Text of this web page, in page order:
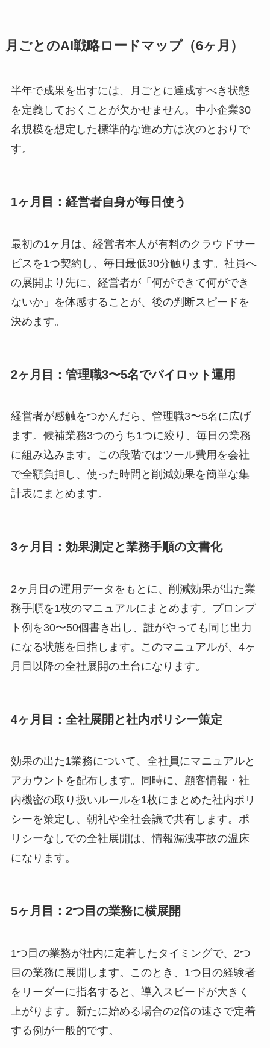
月ごとのAI戦略ロードマップ（6ヶ月）
半年で成果を出すには、月ごとに達成すべき状態
を定義しておくことが欠かせません。中小企業30
名規模を想定した標準的な進め方は次のとおりで
す。
1ヶ月目：経営者自身が毎日使う
最初の1ヶ月は、経営者本人が有料のクラウドサー
ビスを1つ契約し、毎日最低30分触ります。社員へ
の展開より先に、経営者が「何ができて何ができ
ないか」を体感することが、後の判断スピードを
決めます。
2ヶ月目：管理職3〜5名でパイロット運用
経営者が感触をつかんだら、管理職3〜5名に広げ
ます。候補業務3つのうち1つに絞り、毎日の業務
に組み込みます。この段階ではツール費用を会社
で全額負担し、使った時間と削減効果を簡単な集
計表にまとめます。
3ヶ月目：効果測定と業務手順の文書化
2ヶ月目の運用データをもとに、削減効果が出た業
務手順を1枚のマニュアルにまとめます。プロンプ
ト例を30〜50個書き出し、誰がやっても同じ出力
になる状態を目指します。このマニュアルが、4ヶ
月目以降の全社展開の土台になります。
4ヶ月目：全社展開と社内ポリシー策定
効果の出た1業務について、全社員にマニュアルと
アカウントを配布します。同時に、顧客情報・社
内機密の取り扱いルールを1枚にまとめた社内ポリ
シーを策定し、朝礼や全社会議で共有します。ポ
リシーなしでの全社展開は、情報漏洩事故の温床
になります。
5ヶ月目：2つ目の業務に横展開
1つ目の業務が社内に定着したタイミングで、2つ
目の業務に展開します。このとき、1つ目の経験者
をリーダーに指名すると、導入スピードが大きく
上がります。新たに始める場合の2倍の速さで定着
する例が一般的です。